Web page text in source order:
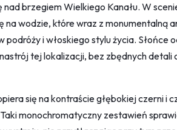
nad brzegiem Wielkiego Kanału. W
na wodzie, które wraz z monumentalną
podróży i włoskiego stylu życia. Słońce
tej lokalizacji, bez zbędnych
się na kontraście głębokiej czerni i
monochromatyczny zestawień